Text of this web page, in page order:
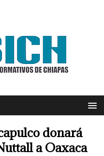
donará
a Oaxaca